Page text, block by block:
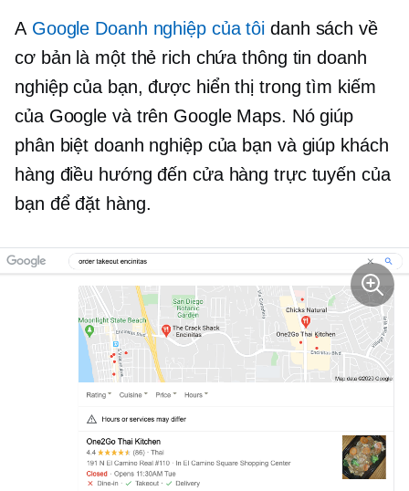
A Google Doanh nghiệp của tôi danh sách về
cơ bản là một thẻ rich chứa thông tin doanh
nghiệp của bạn, được hiển thị trong tìm kiếm
của Google và trên Google Maps. Nó giúp
phân biệt doanh nghiệp của bạn và giúp khách
hàng điều hướng đến cửa hàng trực tuyến của
bạn để đặt hàng.